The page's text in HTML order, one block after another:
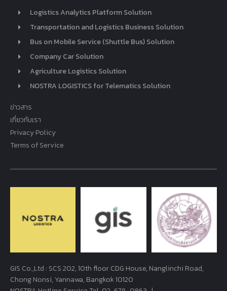
Logistics Analytics Platform Solution
Transportation and Logistics Business Solution
Bus on Mobile Service (Shuttle Bus) Solution
Company Car Solution
Agriculture Logistics Solution
NOSTRA LOGISTICS for Telematics Solution
ข่าวสาร
เกี่ยวกับเรา
Privacy Policy
Terms of Service
GIS Co.,Ltd : SCS 202, 10th floor CDG House, Nanglinchi Road,
Chong Nonsi, Yannawa, Bangkok 10120